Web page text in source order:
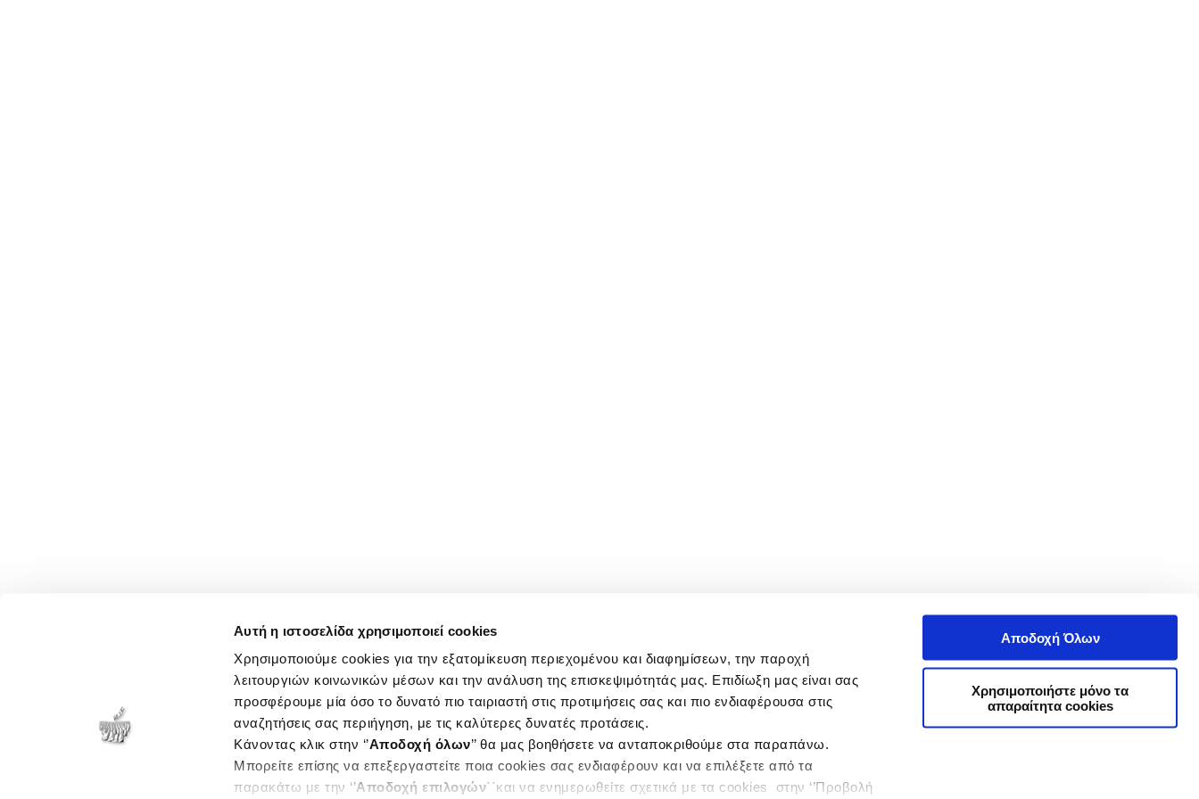
Αυτή η ιστοσελίδα χρησιμοποιεί cookies
Χρησιμοποιούμε cookies για την εξατομίκευση περιεχομένου και διαφημίσεων, την παροχή
λειτουργιών κοινωνικών μέσων και την ανάλυση της επισκεψιμότητάς μας. Επιδίωξη μας είναι σας
προσφέρουμε μία όσο το δυνατό πιο ταιριαστή στις προτιμήσεις σας και πιο ενδιαφέρουσα στις
αναζητήσεις σας περιήγηση, με τις καλύτερες δυνατές προτάσεις.
Κάνοντας κλικ στην ‘’Αποδοχή όλων’’ θα μας βοηθήσετε να ανταποκριθούμε στα παραπάνω.
Μπορείτε επίσης να επεξεργαστείτε ποια cookies σας ενδιαφέρουν και να επιλέξετε από τα
παρακάτω με την ‘’Αποδοχή επιλογών΄΄και να ενημερωθείτε σχετικά με τα cookies στην ‘’Προβολή
Αποδοχή Όλων
Χρησιμοποιήστε μόνο τα
απαραίτητα cookies